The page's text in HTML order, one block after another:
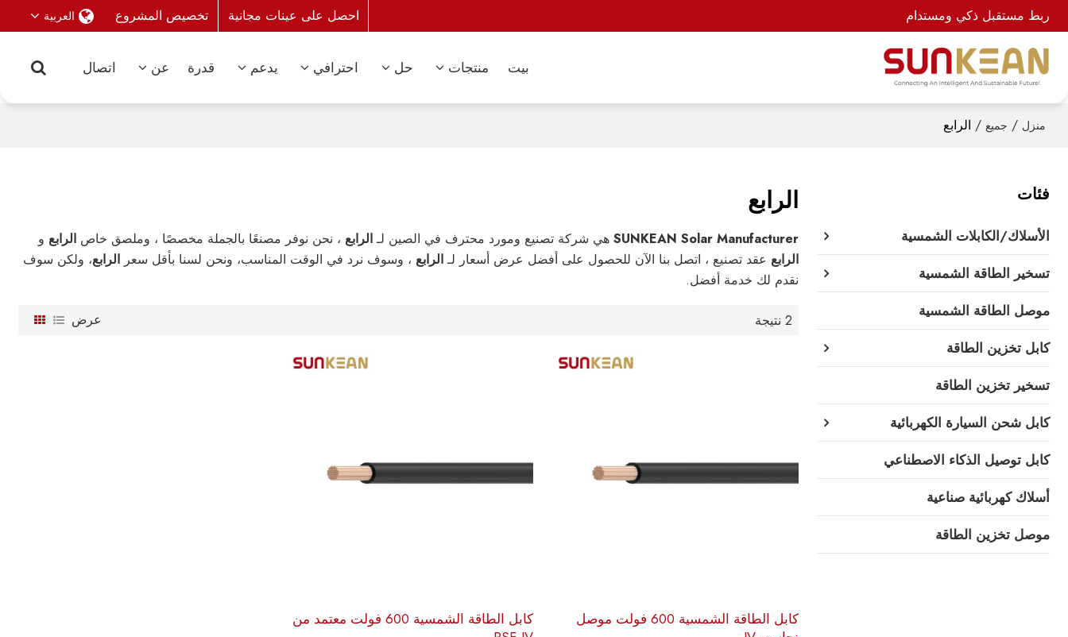
ربط مستقبل ذكي ومستدام احصل على عينات مجانية تخصيص المشروع العربية
بيت منتجات حل احترافي يدعم قدرة عن اتصال
منزل / جميع / الرابع
الرابع
SUNKEAN Solar Manufacturerهي شركة تصنيع ومورد محترف في الصين لـالرابع ، نحن نوفر مصنعًا بالجملة مخصصًا ، وملصق خاص الرابع و
الرابع عقد تصنيع ، اتصل بنا الآن للحصول على أفضل عرض أسعار لـالرابع ، وسوف نرد في الوقت المناسب، ونحن لسنا بأقل سعر الرابع، ولكن سوف
نقدم لك خدمة أفضل.
2 نتيجة عرض
كابل الطاقة الشمسية 600 فولت موصل
كابل الطاقة الشمسية 600 فولت معتمد من
فئات
الأسلاك/الكابلات الشمسية
تسخير الطاقة الشمسية
موصل الطاقة الشمسية
كابل تخزين الطاقة
تسخير تخزين الطاقة
كابل شحن السيارة الكهربائية
كابل توصيل الذكاء الاصطناعي
أسلاك كهربائية صناعية
موصل تخزين الطاقة